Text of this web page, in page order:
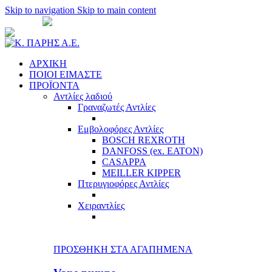
Skip to navigation Skip to main content
ΑΡΧΙΚΗ
ΠΟΙΟΙ ΕΙΜΑΣΤΕ
ΠΡΟΪΟΝΤΑ
Αντλίες λαδιού
Γραναζωτές Αντλίες
Εμβολοφόρες Αντλίες
BOSCH REXROTH
DANFOSS (ex. EATON)
CASAPPA
MEILLER KIPPER
Πτερυγιοφόρες Αντλίες
Χειραντλίες
ΠΡΟΣΘΗΚΗ ΣΤΑ ΑΓΑΠΗΜΕΝΑ